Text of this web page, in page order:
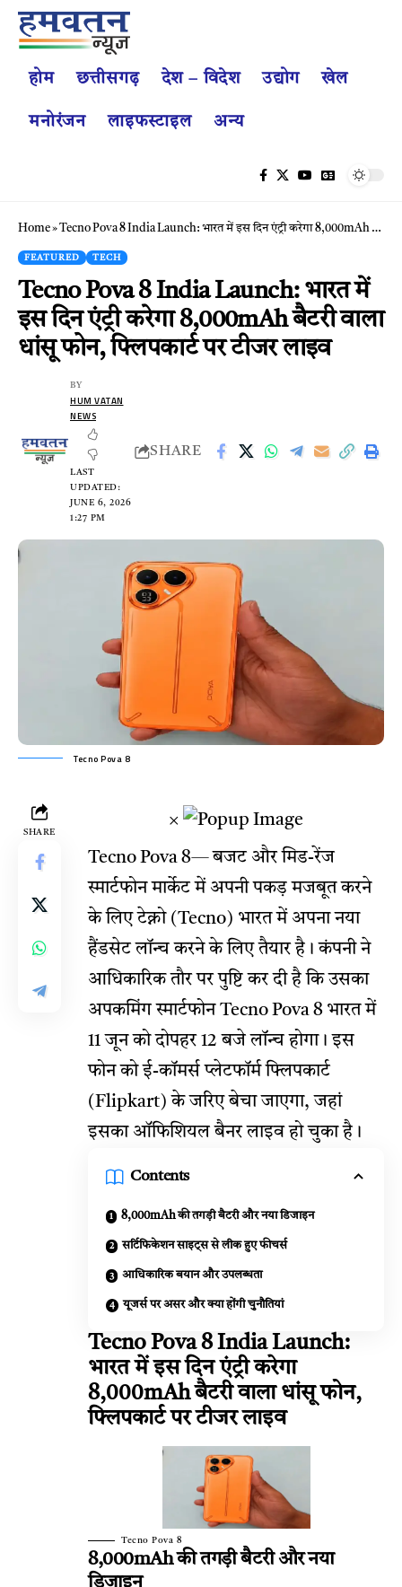
होम छत्तीसगढ़ देश – विदेश उद्योग खेल
मनोरंजन लाइफस्टाइल अन्य
Home»Tecno Pova 8 India Launch: भारत में इस दिन एंट्री करेगा 8,000mAh बैटरी वाला धांसू फोन, फ्लिपकार्ट पर टीजर लाइव
FEATURED TECH
Tecno Pova 8 India Launch: भारत में
इस दिन एंट्री करेगा 8,000mAh बैटरी वाला
धांसू फोन, फ्लिपकार्ट पर टीजर लाइव
LAST
UPDATED:
JUNE 6, 2026
1:27 PM
BY
HUM VATAN
NEWS
SHARE
Tecno Pova 8
SHARE
×
Tecno Pova 8— बजट और मिड-रेंज
स्मार्टफोन मार्केट में अपनी पकड़ मजबूत करने
के लिए टेक्नो (Tecno) भारत में अपना नया
हैंडसेट लॉन्च करने के लिए तैयार है। कंपनी ने
आधिकारिक तौर पर पुष्टि कर दी है कि उसका
अपकमिंग स्मार्टफोन Tecno Pova 8 भारत में
11 जून को दोपहर 12 बजे लॉन्च होगा। इस
फोन को ई-कॉमर्स प्लेटफॉर्म फ्लिपकार्ट
(Flipkart) के जरिए बेचा जाएगा, जहां
इसका ऑफिशियल बैनर लाइव हो चुका है।
Contents
8,000mAh की तगड़ी बैटरी और नया डिजाइन
सर्टिफिकेशन साइट्स से लीक हुए फीचर्स
आधिकारिक बयान और उपलब्धता
यूजर्स पर असर और क्या होंगी चुनौतियां
Tecno Pova 8 India Launch:
भारत में इस दिन एंट्री करेगा
8,000mAh बैटरी वाला धांसू फोन,
फ्लिपकार्ट पर टीजर लाइव
Tecno Pova 8
8,000mAh की तगड़ी बैटरी और नया